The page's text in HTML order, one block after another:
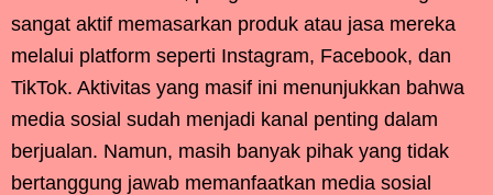
sangat aktif memasarkan produk atau jasa mereka
melalui platform seperti Instagram, Facebook, dan
TikTok. Aktivitas yang masif ini menunjukkan bahwa
media sosial sudah menjadi kanal penting dalam
berjualan. Namun, masih banyak pihak yang tidak
bertanggung jawab memanfaatkan media sosial